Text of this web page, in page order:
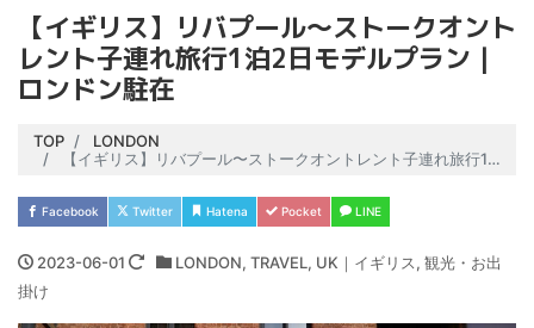
【イギリス】リバプール〜ストークオント
レント子連れ旅行1泊2日モデルプラン｜
ロンドン駐在
TOP
LONDON
【イギリス】リバプール〜ストークオントレント子連れ旅行1泊2日モデルプラン｜ロンドン駐在
Facebook Twitter Hatena Pocket LINE
2023-06-01 LONDON, TRAVEL, UK｜イギリス, 観光・お出
掛け